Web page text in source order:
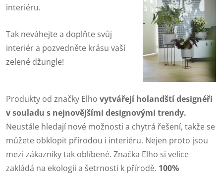
interiéru.
Tak neváhejte a doplňte svůj
interiér a pozvedněte krásu vaší
zelené džungle!
Produkty od značky Elho vytvářejí holandští designéři
v souladu s nejnovějšími designovými trendy.
Neustále hledají nové možnosti a chytrá řešení, takže se
můžete obklopit přírodou i interiéru. Nejen proto jsou
mezi zákazníky tak oblíbené. Značka Elho si velice
zakládá na ekologii a šetrnosti k přírodě. 100%